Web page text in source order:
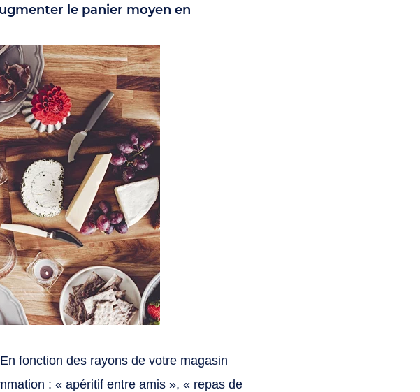
le panier moyen en
En fonction des rayons de votre magasin
: « apéritif entre amis », « repas de